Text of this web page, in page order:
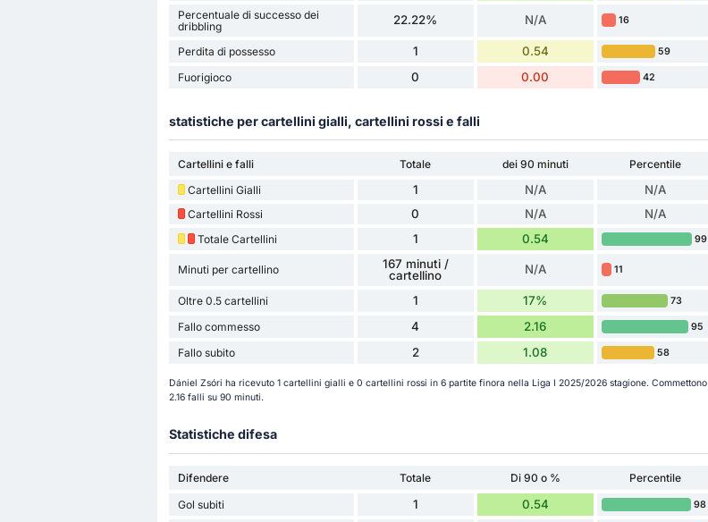
Percentuale di successo dei
dribbling
22.22% N/A 16
Perdita di possesso 1 0.54 59
Fuorigioco 0 0.00 42
statistiche per cartellini gialli, cartellini rossi e falli
Cartellini e falli Totale dei 90 minuti
Percentile
Cartellini Gialli
1 N/A N/A
Cartellini Rossi 0 N/A N/A
Totale Cartellini 1 0.54 99
Minuti per cartellino
167 minuti /
cartellino
N/A 11
Oltre 0.5 cartellini 1 17% 73
Fallo commesso 4 2.16 95
Fallo subito 2 1.08 58
Dániel Zsóri ha ricevuto 1 cartellini gialli e 0 cartellini rossi in 6 partite finora nella Liga I 2025/2026 stagione. Commettono
2.16 falli su 90 minuti.
Statistiche difesa
Difendere Totale Di 90 o %
Percentile
Gol subiti
1 0.54 98